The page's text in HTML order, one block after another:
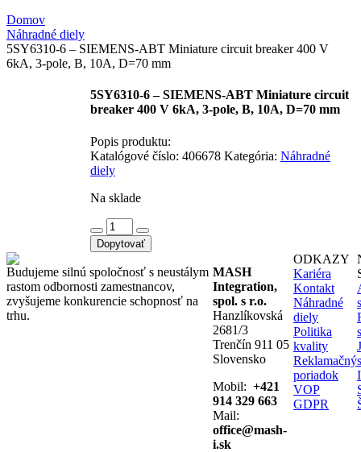
Domov
Náhradné diely
5SY6310-6 – SIEMENS-ABT Miniature circuit breaker 400 V
6kA, 3-pole, B, 10A, D=70 mm
5SY6310-6 – SIEMENS-ABT Miniature circuit
breaker 400 V 6kA, 3-pole, B, 10A, D=70 mm
Popis produktu:
Katalógové číslo: 406678 Kategória: Náhradné
diely
Na sklade
množstvo
5SY6310-
6
-
SIEMENS-
ABT
Dopytovať
Budujeme silnú spoločnosť s neustálym
rastom odbornosti zamestnancov,
zvyšujeme konkurencie schopnosť na
trhu.
MASH
Integration,
spol. s r.o.
Hanzlíkovská
2681/3
Trenčín 911 05
Slovensko
Mobil: +421
914 329 663
Mail:
office@mash-
i.sk
ODKAZY
Kariéra
Kontakt
Náhradné
diely
Politika
kvality
Reklamačný
poriadok
VOP
GDPR